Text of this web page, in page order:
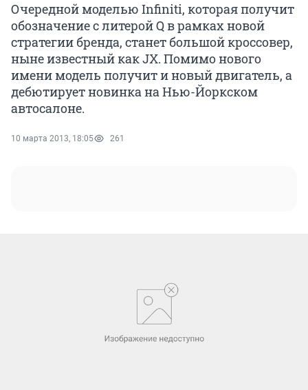
Очередной моделью Infiniti, которая получит
обозначение с литерой Q в рамках новой
стратегии бренда, станет большой кроссовер,
ныне известный как JX. Помимо нового
имени модель получит и новый двигатель, а
дебютирует новинка на Нью-Йоркском
автосалоне.
10 марта 2013, 18:05 261